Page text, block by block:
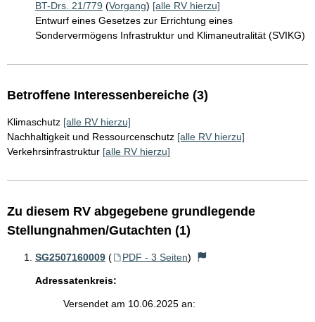
BT-Drs. 21/779 (Vorgang) [alle RV hierzu]
Entwurf eines Gesetzes zur Errichtung eines
Sondervermögens Infrastruktur und Klimaneutralität (SVIKG)
Betroffene Interessenbereiche (3)
Klimaschutz [alle RV hierzu]
Nachhaltigkeit und Ressourcenschutz [alle RV hierzu]
Verkehrsinfrastruktur [alle RV hierzu]
Zu diesem RV abgegebene grundlegende
Stellungnahmen/Gutachten (1)
SG2507160009 ( PDF - 3 Seiten)
Adressatenkreis:
Versendet am 10.06.2025 an: